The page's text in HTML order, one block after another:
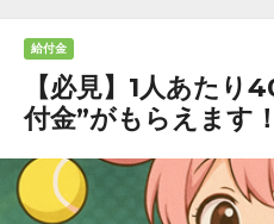
給付金
【必見】1人あた
付金”がもらえます！